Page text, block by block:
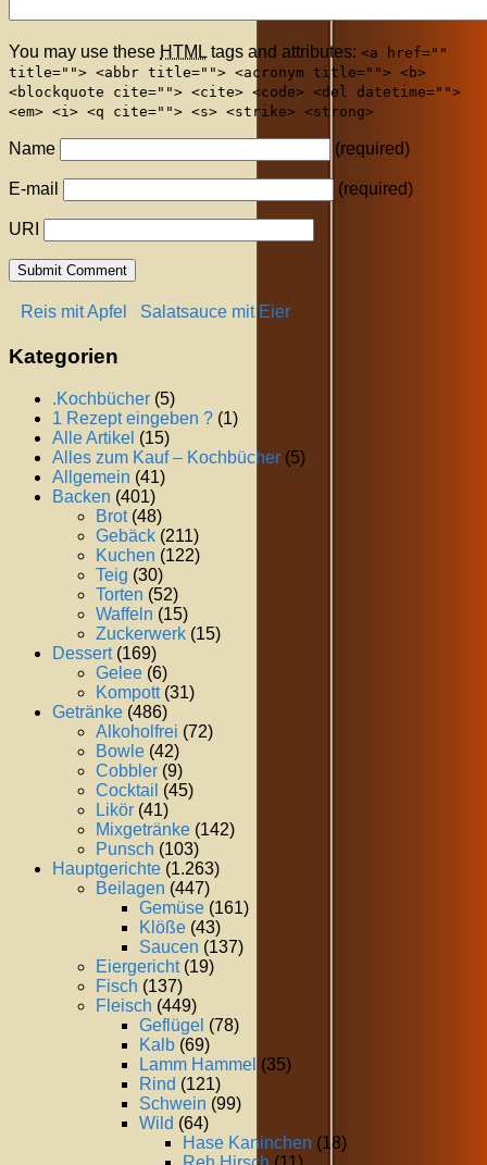
You may use these HTML tags and attributes: <a href=""
title=""> <abbr title=""> <acronym title=""> <b>
<blockquote cite=""> <cite> <code> <del datetime="">
<em> <i> <q cite=""> <s> <strike> <strong>
Name (required)
E-mail (required)
URI
Reis mit Apfel Salatsauce mit Eier
Kategorien
.Kochbücher (5)
1 Rezept eingeben ? (1)
Alle Artikel (15)
Alles zum Kauf – Kochbücher (5)
Allgemein (41)
Backen (401)
Brot(48)
Gebäck (211)
Kuchen (122)
Teig (30)
Torten (52)
Waffeln (15)
Zuckerwerk (15)
Dessert(169)
Gelee (6)
Kompott(31)
Getränke (486)
Alkoholfrei (72)
Bowle (42)
Cobbler (9)
Cocktail (45)
Likör (41)
Mixgetränke (142)
Punsch (103)
Hauptgerichte (1.263)
Beilagen (447)
Gemüse (161)
Klöße (43)
Saucen (137)
Eiergericht(19)
Fisch (137)
Fleisch (449)
Geflügel (78)
Kalb (69)
Lamm Hammel (35)
Rind (121)
Schwein (99)
Wild (64)
Hase Kaninchen (18)